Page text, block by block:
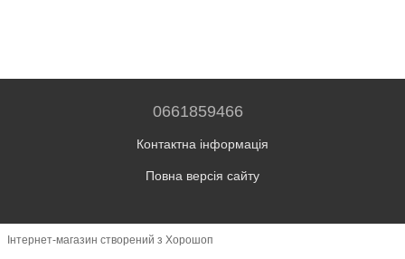
0661859466
Контактна інформація
Повна версія сайту
Інтернет-магазин створений з Хорошоп